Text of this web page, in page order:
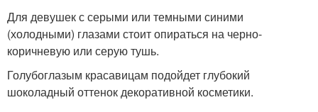
Для девушек с серыми или темными синими
(холодными) глазами стоит опираться на черно-
коричневую или серую тушь.
Голубоглазым красавицам подойдет глубокий
шоколадный оттенок декоративной косметики.